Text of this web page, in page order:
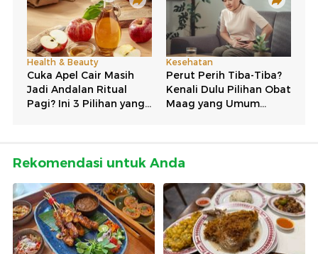
Rekomendasi untuk Anda